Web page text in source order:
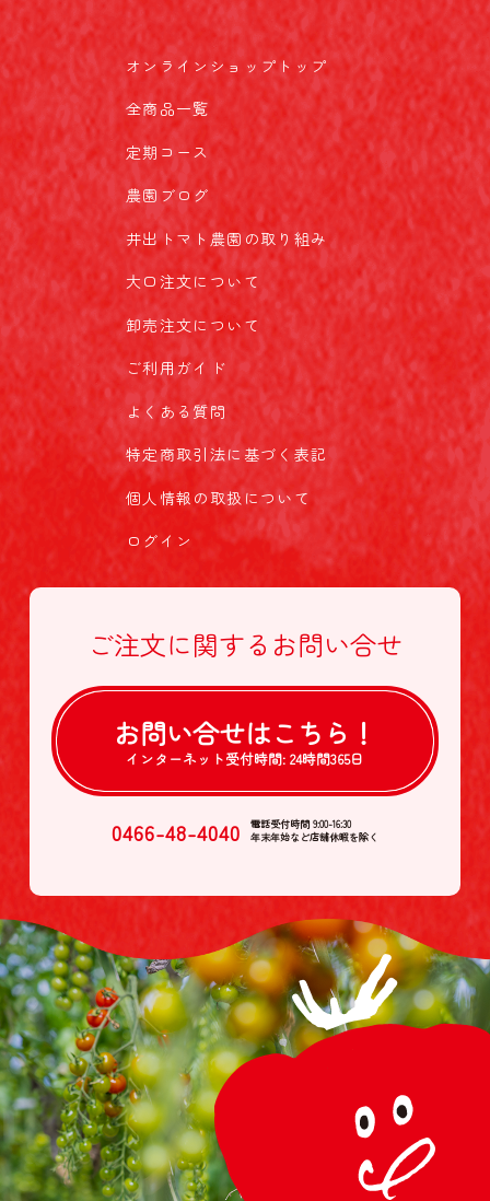
オンラインショップトップ
全商品一覧
定期コース
農園ブログ
井出トマト農園の取り組み
大口注文について
卸売注文について
ご利用ガイド
よくある質問
特定商取引法に基づく表記
個人情報の取扱について
ログイン
ご注文に関する お問い合せ
お問い合せはこちら！
インターネット受付時間: 24時間365日
0466-48-4040
電話受付時間 9:00-16:30
年末年始など店舗休暇を除く